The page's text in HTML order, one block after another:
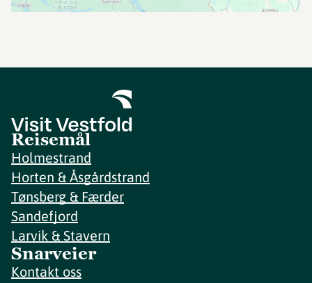
Reisemål
Holmestrand
Horten & Åsgårdstrand
Tønsberg & Færder
Sandefjord
Larvik & Stavern
Snarveier
Kontakt oss